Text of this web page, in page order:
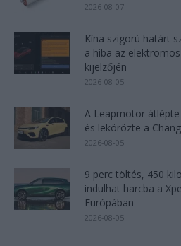
2026-08-07
Kína szigorú határt
a hiba az
kijelzőjén
2026-08-05
A Leapmotor
és lekörözte a
2026-08-05
9 perc töltés, 450
indulhat harcba a
Európában
2026-08-05